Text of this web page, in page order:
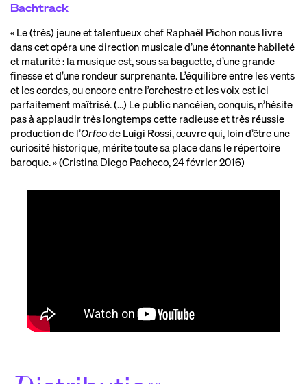
Bachtrack
« Le (très) jeune et talentueux chef Raphaël Pichon nous livre
dans cet opéra une direction musicale d’une étonnante habileté
et maturité : la musique est, sous sa baguette, d’une grande
finesse et d’une rondeur surprenante. L’équilibre entre les vents
et les cordes, ou encore entre l’orchestre et les voix est ici
parfaitement maîtrisé. (…) Le public nancéien, conquis, n’hésite
pas à applaudir très longtemps cette radieuse et très réussie
production de l’Orfeode Luigi Rossi, œuvre qui, loin d’être une
curiosité historique, mérite toute sa place dans le répertoire
baroque. » (Cristina Diego Pacheco, 24 février 2016)